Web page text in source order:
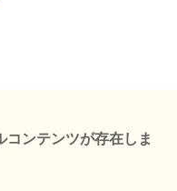
コンテンツが存在しま